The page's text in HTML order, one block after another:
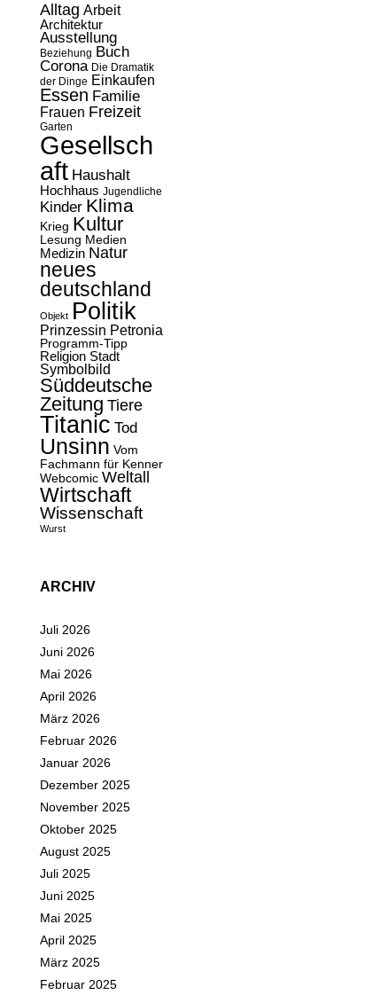
Alltag Arbeit
Architektur
Ausstellung
Beziehung Buch
Corona Die Dramatik
der Dinge Einkaufen
Essen Familie
Frauen Freizeit
Garten
Gesellsch
aft Haushalt
Hochhaus Jugendliche
Kinder Klima
Krieg Kultur
Lesung Medien
Medizin Natur
neues
deutschland
Objekt Politik
Prinzessin Petronia
Programm-Tipp
Religion Stadt
Symbolbild
Süddeutsche
Zeitung Tiere
Titanic Tod
Unsinn Vom
Fachmann für Kenner
Webcomic Weltall
Wirtschaft
Wissenschaft
Wurst
ARCHIV
Juli 2026
Juni 2026
Mai 2026
April 2026
März 2026
Februar 2026
Januar 2026
Dezember 2025
November 2025
Oktober 2025
August 2025
Juli 2025
Juni 2025
Mai 2025
April 2025
März 2025
Februar 2025